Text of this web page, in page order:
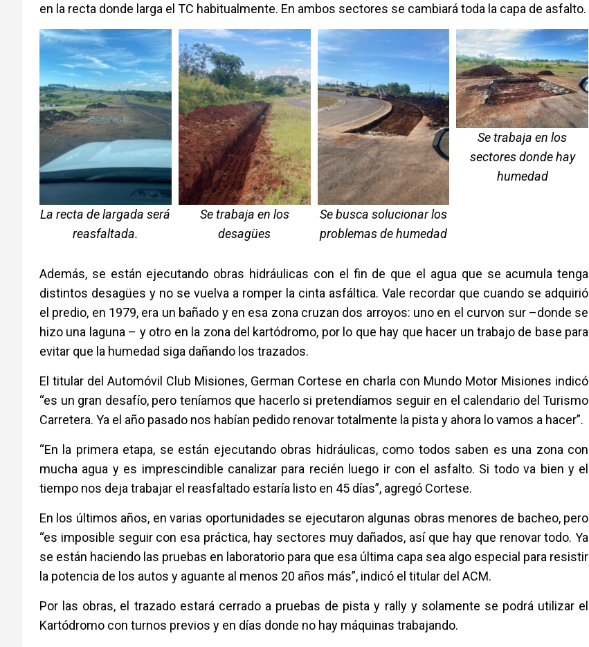
en la recta donde larga el TC habitualmente. En ambos sectores se cambiará toda la capa de asfalto.
La recta de largada será
reasfaltada.
Se trabaja en los
desagües
Se busca solucionar los
problemas de humedad
Se trabaja en los
sectores donde hay
humedad
Además, se están ejecutando obras hidráulicas con el fin de que el agua que se acumula tenga
distintos desagües y no se vuelva a romper la cinta asfáltica. Vale recordar que cuando se adquirió
el predio, en 1979, era un bañado y en esa zona cruzan dos arroyos: uno en el curvon sur –donde se
hizo una laguna – y otro en la zona del kartódromo, por lo que hay que hacer un trabajo de base para
evitar que la humedad siga dañando los trazados.
El titular del Automóvil Club Misiones, German Cortese en charla con Mundo Motor Misiones indicó
“es un gran desafío, pero teníamos que hacerlo si pretendíamos seguir en el calendario del Turismo
Carretera. Ya el año pasado nos habían pedido renovar totalmente la pista y ahora lo vamos a hacer”.
“En la primera etapa, se están ejecutando obras hidráulicas, como todos saben es una zona con
mucha agua y es imprescindible canalizar para recién luego ir con el asfalto. Si todo va bien y el
tiempo nos deja trabajar el reasfaltado estaría listo en 45 días”, agregó Cortese.
En los últimos años, en varias oportunidades se ejecutaron algunas obras menores de bacheo, pero
“es imposible seguir con esa práctica, hay sectores muy dañados, así que hay que renovar todo. Ya
se están haciendo las pruebas en laboratorio para que esa última capa sea algo especial para resistir
la potencia de los autos y aguante al menos 20 años más”, indicó el titular del ACM.
Por las obras, el trazado estará cerrado a pruebas de pista y rally y solamente se podrá utilizar el
Kartódromo con turnos previos y en días donde no hay máquinas trabajando.